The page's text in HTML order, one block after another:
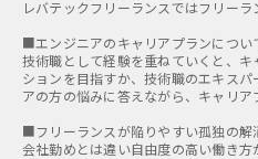
レバテックフリーランスではフリー
■エンジニアのキャリアプランについ
技術職として経験を重ねていくと、
ションを目指すか、技術職のエキス
アの方の悩みに答えながら、キャリ
■フリーランスが陥りやすい孤独の解
会社勤めとは違い自由度の高い働き